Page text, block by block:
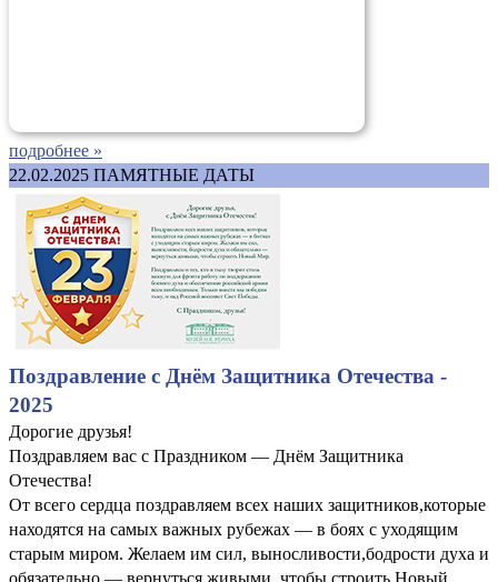
подробнее »
22.02.2025 ПАМЯТНЫЕ ДАТЫ
Поздравление с Днём Защитника Отечества -
2025
Дорогие друзья!
Поздравляем вас с Праздником — Днём Защитника
Отечества!
От всего сердца поздравляем всех наших защитников,которые
находятся на самых важных рубежах — в боях с уходящим
старым миром. Желаем им сил, выносливости,бодрости духа и
обязательно — вернуться живыми, чтобы строить Новый